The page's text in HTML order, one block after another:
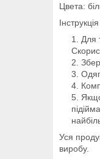
Цвета:
Для
Уся
виробу.